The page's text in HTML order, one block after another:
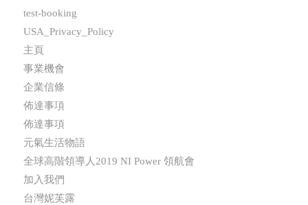
test-booking
USA_Privacy_Policy
主頁
事業機會
企業信條
佈達事項
佈達事項
元氣生活物語
全球高階領導人2019 NI Power 領航會
加入我們
台灣妮芙露